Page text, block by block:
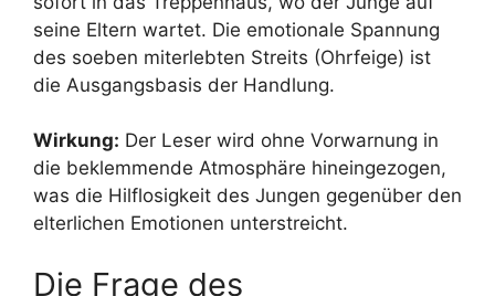
seine Eltern wartet. Die emotionale Spannung
des soeben miterlebten Streits (Ohrfeige) ist
die Ausgangsbasis der Handlung.
Wirkung: Der Leser wird ohne Vorwarnung in
die beklemmende Atmosphäre hineingezogen,
was die Hilflosigkeit des Jungen gegenüber den
elterlichen Emotionen unterstreicht.
Die Frage des